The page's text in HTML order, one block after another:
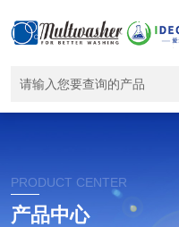
PRODUCT CENTER
产品中心